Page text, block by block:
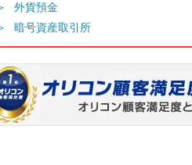
外貨預金
暗号資産取引所